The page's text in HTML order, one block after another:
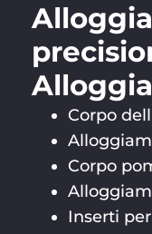
Corpo
Corpo
Inserti